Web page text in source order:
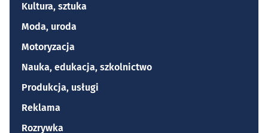
Kultura, sztuka
Moda, uroda
Motoryzacja
Nauka, edukacja, szkolnictwo
Produkcja, usługi
Reklama
Rozrywka